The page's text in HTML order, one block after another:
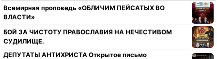
Всемирная проповедь «ОБЛИЧИМ ПЕЙСАТЫХ ВО
ВЛАСТИ»
БОЙ ЗА ЧИСТОТУ ПРАВОСЛАВИЯ НА НЕЧЕСТИВОМ
СУДИЛИЩЕ.
ДЕПУТАТЫ АНТИХРИСТА Открытое письмо